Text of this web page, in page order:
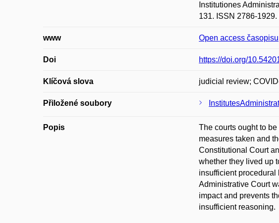
Institutiones
131. ISSN 2786-
www Open access časopisu
Doi https://doi.org/
Klíčová slova judicial review;
Přiložené soubory
Popis
The courts ought to
measures taken and
Constitutional Court
whether they lived up
insufficient procedural
Administrative Court
impact and prevents
insufficient reasoning.